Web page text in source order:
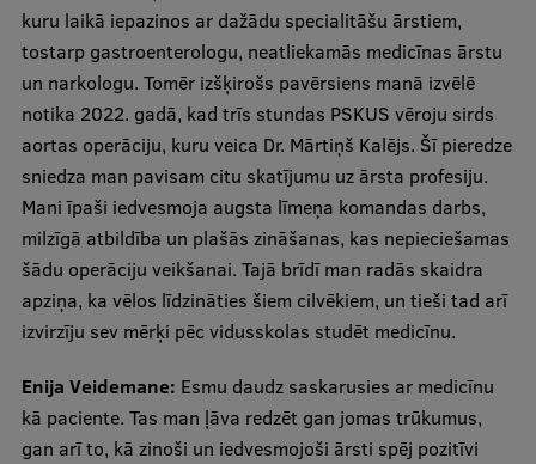
kuru laikā iepazinos ar dažādu specialitāšu ārstiem,
tostarp gastroenterologu, neatliekamās medicīnas ārstu
un narkologu. Tomēr izšķirošs pavērsiens manā izvēlē
notika 2022. gadā, kad trīs stundas PSKUS vēroju sirds
aortas operāciju, kuru veica Dr. Mārtiņš Kalējs. Šī pieredze
sniedza man pavisam citu skatījumu uz ārsta profesiju.
Mani īpaši iedvesmoja augsta līmeņa komandas darbs,
milzīgā atbildība un plašās zināšanas, kas nepieciešamas
šādu operāciju veikšanai. Tajā brīdī man radās skaidra
apziņa, ka vēlos līdzināties šiem cilvēkiem, un tieši tad arī
izvirzīju sev mērķi pēc vidusskolas studēt medicīnu.
Enija Veidemane: Esmu daudz saskarusies ar medicīnu
kā paciente. Tas man ļāva redzēt gan jomas trūkumus,
gan arī to, kā zinoši un iedvesmojoši ārsti spēj pozitīvi